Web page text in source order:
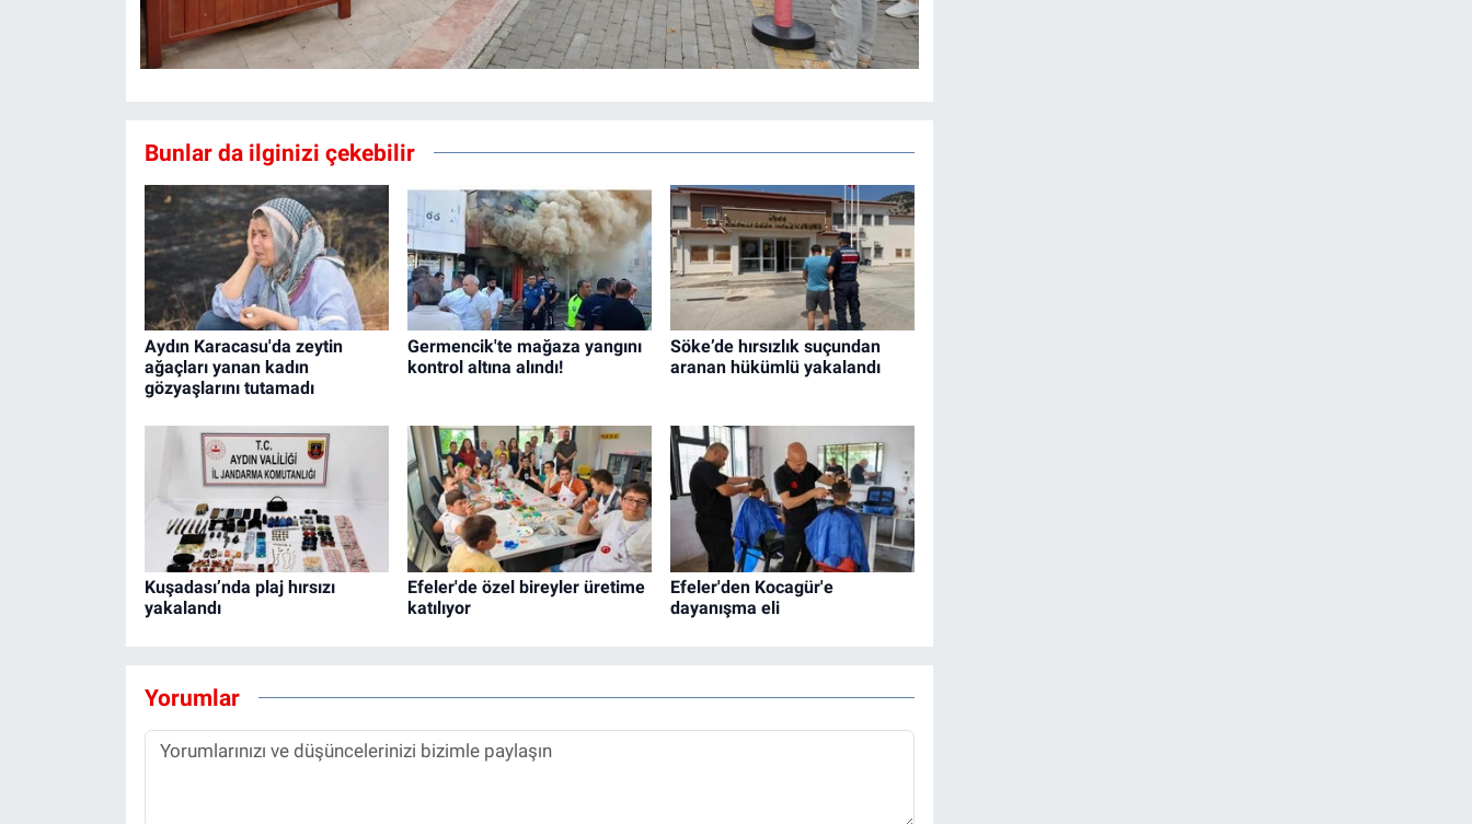
Bunlar da ilginizi çekebilir
Aydın Karacasu'da zeytin
ağaçları yanan kadın
gözyaşlarını tutamadı
Germencik'te mağaza yangını
kontrol altına alındı!
Söke’de hırsızlık suçundan
aranan hükümlü yakalandı
Kuşadası’nda plaj hırsızı
yakalandı
Efeler'de özel bireyler üretime
katılıyor
Efeler'den Kocagür'e
dayanışma eli
Yorumlar